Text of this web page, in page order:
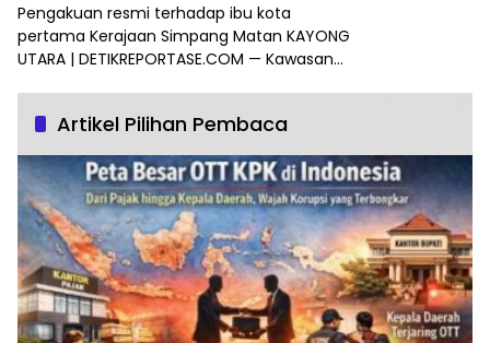
Pengakuan resmi terhadap ibu kota
pertama Kerajaan Simpang Matan KAYONG
UTARA | DETIKREPORTASE.COM — Kawasan…
Artikel Pilihan Pembaca